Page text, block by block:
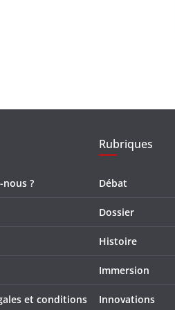
nous ?
et conditions
Rubriques
Débat
Dossier
Histoire
Immersion
Innovations